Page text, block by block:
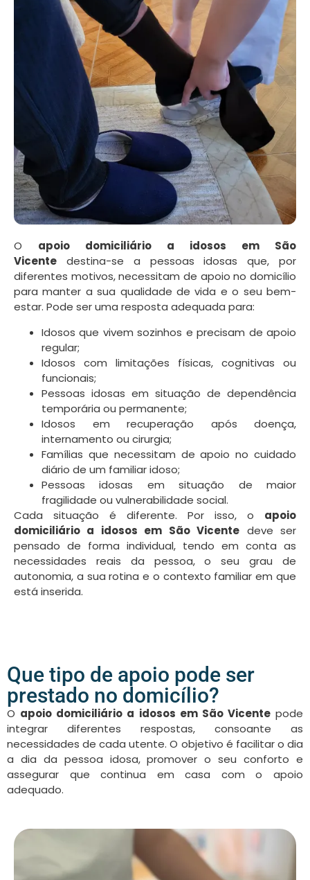
O apoio domiciliário a idosos em São
Vicente destina-se a pessoas idosas que, por
diferentes motivos, necessitam de apoio no domicílio
para manter a sua qualidade de vida e o seu bem-
estar. Pode ser uma resposta adequada para:
Idosos que vivem sozinhos e precisam de apoio
regular;
Idosos com limitações físicas, cognitivas ou
funcionais;
Pessoas idosas em situação de dependência
temporária ou permanente;
Idosos em recuperação após doença,
internamento ou cirurgia;
Famílias que necessitam de apoio no cuidado
diário de um familiar idoso;
Pessoas idosas em situação de maior
fragilidade ou vulnerabilidade social.
Cada situação é diferente. Por isso, o apoio
domiciliário a idosos em São Vicente deve ser
pensado de forma individual, tendo em conta as
necessidades reais da pessoa, o seu grau de
autonomia, a sua rotina e o contexto familiar em que
está inserida.
Que tipo de apoio pode ser
prestado no domicílio?
O apoio domiciliário a idosos em São Vicentepode
integrar diferentes respostas, consoante as
necessidades de cada utente. O objetivo é facilitar o dia
a dia da pessoa idosa, promover o seu conforto e
assegurar que continua em casa com o apoio
adequado.